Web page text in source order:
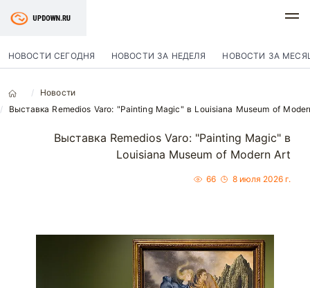
НОВОСТИ СЕГОДНЯ НОВОСТИ ЗА НЕДЕЛЯ НОВОСТИ ЗА
Новости
Выставка Remedios Varo: "Painting Magic" в Louisiana Museum of
Выставка Remedios Varo: "Painting Magic" в
Louisiana Museum of Modern Art
66 8 июля 2026 г.